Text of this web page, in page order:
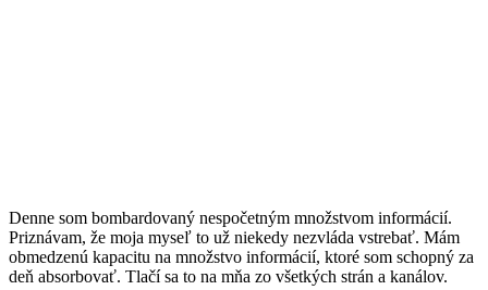
Denne som bombardovaný nespočetným množstvom informácií.
Priznávam, že moja myseľ to už niekedy nezvláda vstrebať. Mám
obmedzenú kapacitu na množstvo informácií, ktoré som schopný za
deň absorbovať. Tlačí sa to na mňa zo všetkých strán a kanálov.